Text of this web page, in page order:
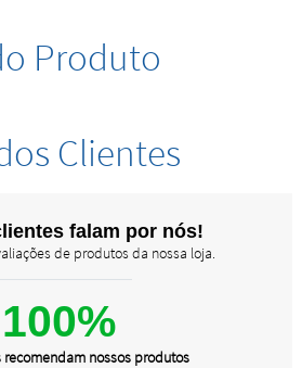
Produto
Clientes
falam por nós!
de produtos da nossa loja.
100%
recomendam nossos produtos